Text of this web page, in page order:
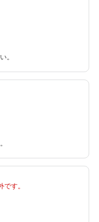
。
す。